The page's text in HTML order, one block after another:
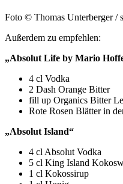
Foto © Thomas Unterberger /
Außerdem zu empfehlen:
„Absolut Life by Mario
4 cl Vodka
2 Dash Orange Bitter
fill up Organics Bitter
Rote Rosen Blätter in
„Absolut Island“
4 cl Absolut Vodka
5 cl King Island
1 cl Kokossirup